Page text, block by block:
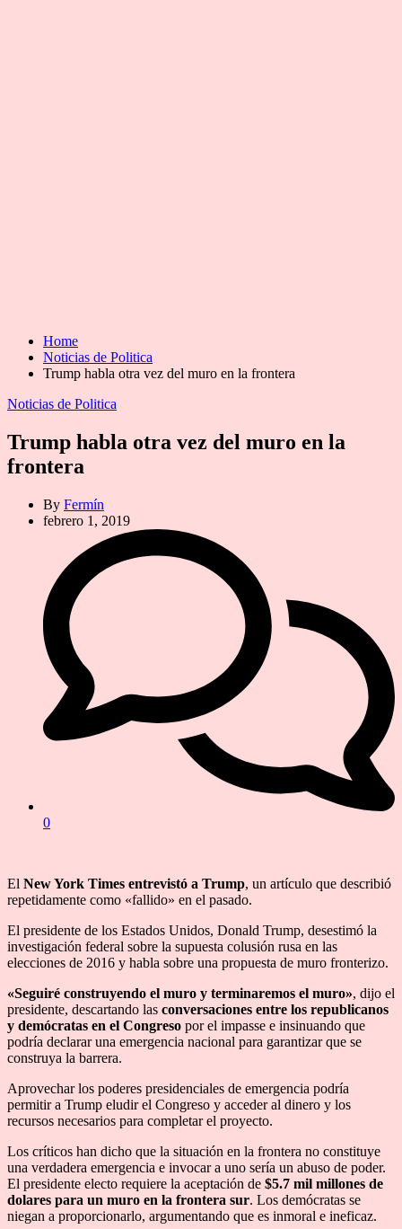
Home
Noticias de Politica
Trump habla otra vez del muro en la frontera
Categories
Noticias de Politica
Trump habla otra vez del muro en la
frontera
By Fermín
febrero 1, 2019
0
El New York Times entrevistó a Trump, un artículo que describió
repetidamente como «fallido» en el pasado.
El presidente de los Estados Unidos, Donald Trump, desestimó la
investigación federal sobre la supuesta colusión rusa en las
elecciones de 2016 y habla sobre una propuesta de muro fronterizo.
«Seguiré construyendo el muro y terminaremos el muro», dijo el
presidente, descartando las conversaciones entre los republicanos
y demócratas en el Congreso por el impasse e insinuando que
podría declarar una emergencia nacional para garantizar que se
construya la barrera.
Aprovechar los poderes presidenciales de emergencia podría
permitir a Trump eludir el Congreso y acceder al dinero y los
recursos necesarios para completar el proyecto.
Los críticos han dicho que la situación en la frontera no constituye
una verdadera emergencia e invocar a uno sería un abuso de poder.
El presidente electo requiere la aceptación de $5.7 mil millones de
dolares para un muro en la frontera sur. Los demócratas se
niegan a proporcionarlo, argumentando que es inmoral e ineficaz.